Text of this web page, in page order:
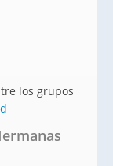
los grupos